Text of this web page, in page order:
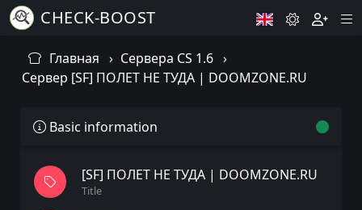
CHECK-BOOST
Главная
Сервера CS 1.6
Сервер [SF] ПОЛЕТ НЕ ТУДА | DOOMZONE.RU
Basic information
[SF] ПОЛЕТ НЕ ТУДА | DOOMZONE.RU
Title